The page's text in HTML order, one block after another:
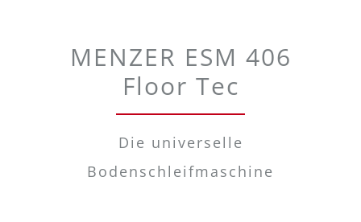
MENZER ESM 406
Floor Tec
Die universelle
Bodenschleifmaschine